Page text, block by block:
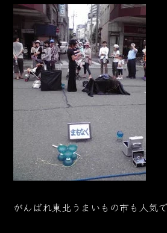
がんばれ東北うまいもの市も人気で